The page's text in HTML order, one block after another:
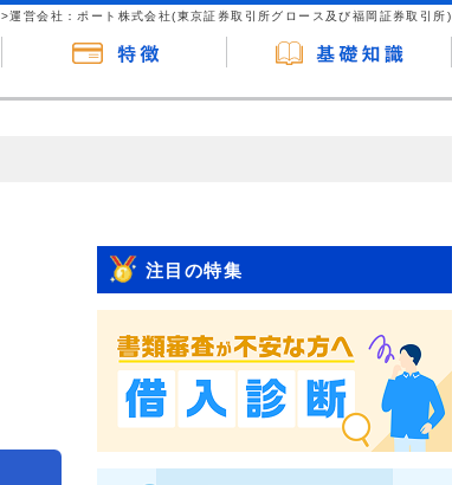
>運営会社：ポート株式会社(東京証券取引所グロース及び福岡証券取引所)
注目の特集